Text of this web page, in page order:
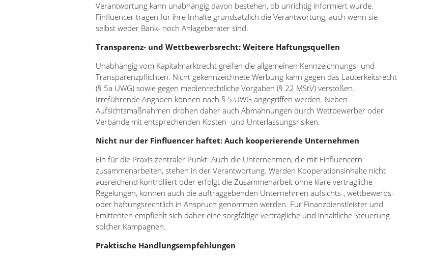
Verantwortung kann unabhängig davon bestehen, ob unrichtig informiert wurde.
Finfluencer tragen für ihre Inhalte grundsätzlich die Verantwortung, auch wenn sie
selbst weder Bank- noch Anlageberater sind.
Transparenz- und Wettbewerbsrecht: Weitere Haftungsquellen
Unabhängig vom Kapitalmarktrecht greifen die allgemeinen Kennzeichnungs- und
Transparenzpflichten. Nicht gekennzeichnete Werbung kann gegen das Lauterkeitsrecht
(§ 5a UWG) sowie gegen medienrechtliche Vorgaben (§ 22 MStV) verstoßen.
Irreführende Angaben können nach § 5 UWG angegriffen werden. Neben
Aufsichtsmaßnahmen drohen daher auch Abmahnungen durch Wettbewerber oder
Verbände mit entsprechenden Kosten- und Unterlassungsrisiken.
Nicht nur der Finfluencer haftet: Auch kooperierende Unternehmen
Ein für die Praxis zentraler Punkt: Auch die Unternehmen, die mit Finfluencern
zusammenarbeiten, stehen in der Verantwortung. Werden Kooperationsinhalte nicht
ausreichend kontrolliert oder erfolgt die Zusammenarbeit ohne klare vertragliche
Regelungen, können auch die auftraggebenden Unternehmen aufsichts-, wettbewerbs-
oder haftungsrechtlich in Anspruch genommen werden. Für Finanzdienstleister und
Emittenten empfiehlt sich daher eine sorgfältige vertragliche und inhaltliche Steuerung
solcher Kampagnen.
Praktische Handlungsempfehlungen